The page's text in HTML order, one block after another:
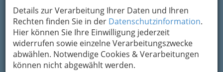
Details zur Verarbeitung Ihrer Daten und Ihren
Rechten finden Sie in der Datenschutzinformation.
Hier können Sie Ihre Einwilligung jederzeit
widerrufen sowie einzelne Verarbeitungszwecke
abwählen. Notwendige Cookies & Verarbeitungen
können nicht abgewählt werden.
„Leben heißt Bewegung.
Bewegung des Körpers
und Bewegung der
Energie.